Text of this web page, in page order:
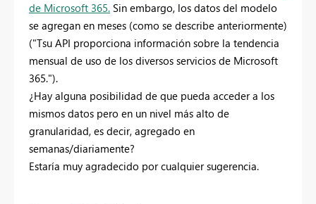
de Microsoft 365. Sin embargo, los datos del modelo
se agregan en meses (como se describe anteriormente)
("Tsu API proporciona información sobre la tendencia
mensual de uso de los diversos servicios de Microsoft
365.").
¿Hay alguna posibilidad de que pueda acceder a los
mismos datos pero en un nivel más alto de
granularidad, es decir, agregado en
semanas/diariamente?
Estaría muy agradecido por cualquier sugerencia.